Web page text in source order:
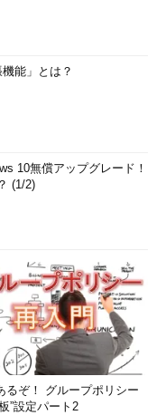
パワー（計算能力）が
るには、ネットワーク
なように、調整されて
ある。過半数を維持で
ムよりも先に新ブロック
正常性を維持できるだろ
ン要求を集めて新ブロ
を計算する。このとき
ばれる32bitの整数値を変
例：256bitのハッシュ値
能」とは？
10無償アップグレード！
(1/2)
るぞ！ グループポリシー
”設定パート2